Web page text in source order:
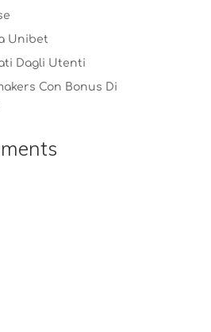
Unibet
Dagli Utenti
Con Bonus Di